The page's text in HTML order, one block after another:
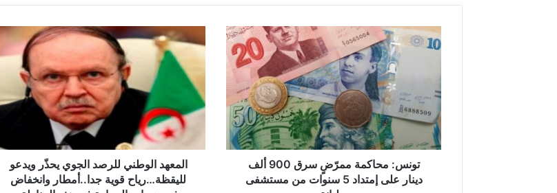
ت
و
س
:
م
ح
ا
ك
تونس: محاكمة ممرّضٍ سرق 900 ألف
دينار على إمتداد 5 سنوات من مستشفى
ل
م
ع
د
و
المعهد الوطني للرصد الجوي يحذّر ويدعو
لليقظة…رياح قوية جدا..أمطار وانخفاض